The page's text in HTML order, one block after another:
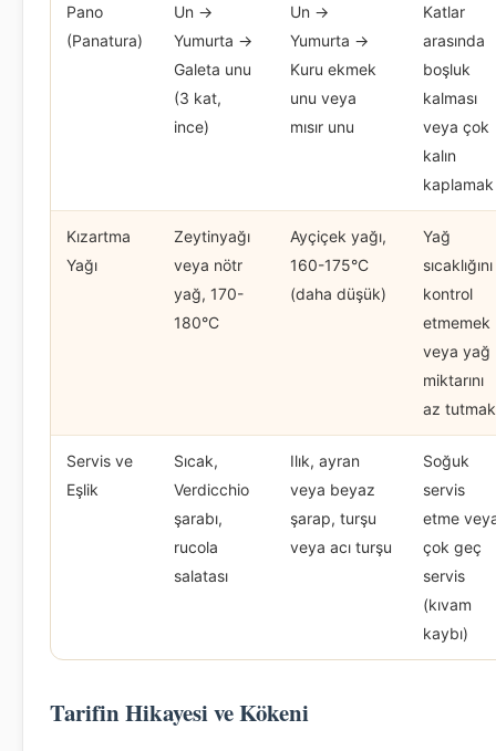
Pano
(Panatura)
Un →
Yumurta →
Galeta unu
(3 kat,
ince)
Un →
Yumurta →
Kuru ekmek
unu veya
mısır unu
Katlar
arasında
boşluk
kalması
veya çok
kalın
kaplamak
Kızartma
Yağı
Zeytinyağı
veya nötr
yağ, 170-
180°C
Ayçiçek yağı,
160-175°C
(daha düşük)
Yağ
sıcaklığını
kontrol
etmemek
veya yağ
miktarını
az tutmak
Servis ve
Eşlik
Sıcak,
Verdicchio
şarabı,
rucola
salatası
Ilık, ayran
veya beyaz
şarap, turşu
veya acı turşu
Soğuk
servis
etme
çok geç
servis
(kıvam
kaybı)
Tarifin Hikayesi ve Kökeni